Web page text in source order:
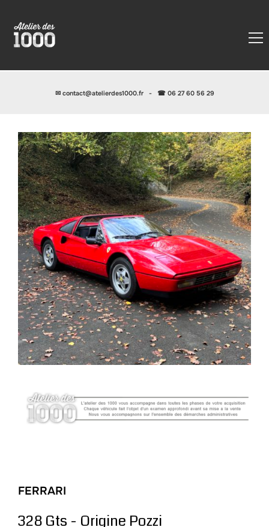
✉ contact@atelierdes1000.fr- ☎ 06 27 60 56 29
FERRARI
328 Gts - Origine Pozzi